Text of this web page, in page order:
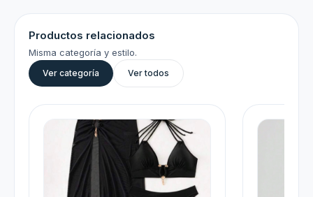
Productos relacionados
Misma categoría y estilo.
Ver categoría Ver todos